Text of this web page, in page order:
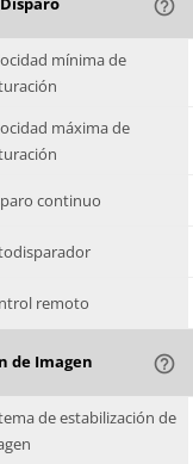
help_outline
mínima de
máxima de
continuo
remoto
de Imagen help_outline
de estabilización de